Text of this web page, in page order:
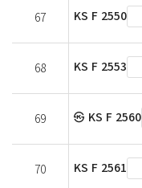
67 KS F 2550
68 KS F 2553
69 ㉿ KS F 2560
70 KS F 2561